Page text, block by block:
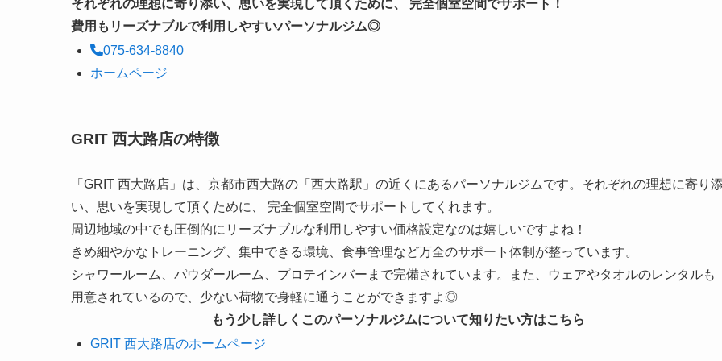
それぞれの理想に寄り添い、思いを実現して頂くために、 完全個室空間でサポート！
費用もリーズナブルで利用しやすいパーソナルジム◎
075-634-8840
ホームページ
GRIT 西大路店の特徴
「GRIT 西大路店」は、京都市西大路の「西大路駅」の近くにあるパーソナルジムです。それぞれの理想に寄り
い、思いを実現して頂くために、 完全個室空間でサポートしてくれます。
周辺地域の中でも圧倒的にリーズナブルな利用しやすい価格設定なのは嬉しいですよね！
きめ細やかなトレーニング、集中できる環境、食事管理など万全のサポート体制が整っています。
シャワールーム、パウダールーム、プロテインバーまで完備されています。また、ウェアやタオルのレンタルも
用意されているので、少ない荷物で身軽に通うことができますよ◎
もう少し詳しくこのパーソナルジムについて知りたい方はこちら
GRIT 西大路店のホームページ